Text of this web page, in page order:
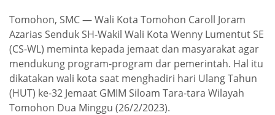
Tomohon, SMC — Wali Kota Tomohon Caroll Joram
Azarias Senduk SH-Wakil Wali Kota Wenny Lumentut SE
(CS-WL) meminta kepada jemaat dan masyarakat agar
mendukung program-program dar pemerintah. Hal itu
dikatakan wali kota saat menghadiri hari Ulang Tahun
(HUT) ke-32 Jemaat GMIM Siloam Tara-tara Wilayah
Tomohon Dua Minggu (26/2/2023).